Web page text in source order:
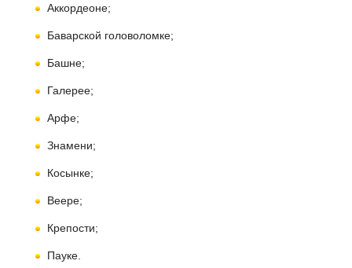
Аккордеоне;
Баварской головоломке;
Башне;
Галерее;
Арфе;
Знамени;
Косынке;
Веере;
Крепости;
Пауке.